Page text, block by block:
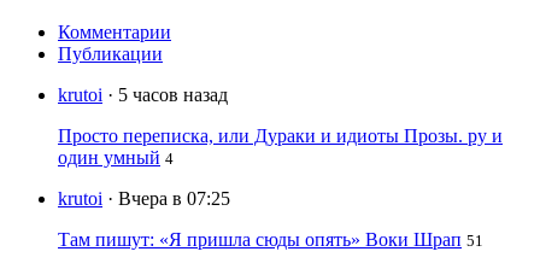
Комментарии
Публикации
krutoi · 5 часов назад
Просто переписка, или Дураки и идиоты Прозы. ру и
один умный 4
krutoi · Вчера в 07:25
Там пишут: «Я пришла сюды опять» Воки Шрап 51